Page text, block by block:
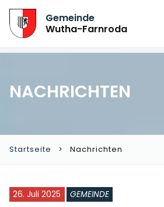
Gemeinde
Wutha-Farnroda
NACHRICHTEN
Startseite Nachrichten
26. Juli 2025 GEMEINDE